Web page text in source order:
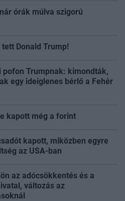
órák múlva szigorú
Donald Trump!
pofon Trumpnak: kimondták,
egy ideiglenes bérlő a Fehér
kapott még a forint
kapott, miközben egyre
az USA-ban
az adócsökkentés és a
változás az